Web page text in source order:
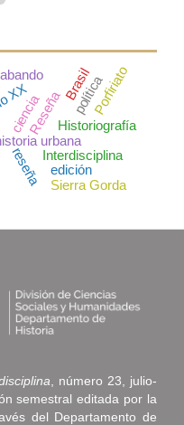
urbana
reseña
Reseña
Interdisciplina
ciencia
XX
Historiografía
política
Brasil
edición
Porfiriato
Sierra Gorda
, número 23, julio-
semestral editada por la
del Departamento de